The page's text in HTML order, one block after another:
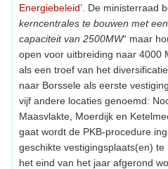
Energiebeleid’. De ministerraad
kerncentrales te bouwen met
capaciteit van 2500MW“ maar
open voor uitbreiding naar 4000
als een troef van het
naar Borssele als eerste
vijf andere locaties genoemd:
Maasvlakte, Moerdijk en
gaat wordt de PKB-procedure
geschikte vestigingsplaats(en)
het eind van het jaar afgerond